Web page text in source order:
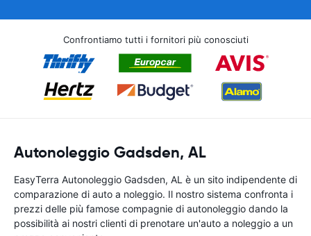
Confrontiamo tutti i fornitori più conosciuti
Autonoleggio Gadsden, AL
EasyTerra Autonoleggio Gadsden, AL è un sito indipendente di
comparazione di auto a noleggio. Il nostro sistema confronta i
prezzi delle più famose compagnie di autonoleggio dando la
possibilità ai nostri clienti di prenotare un'auto a noleggio a un